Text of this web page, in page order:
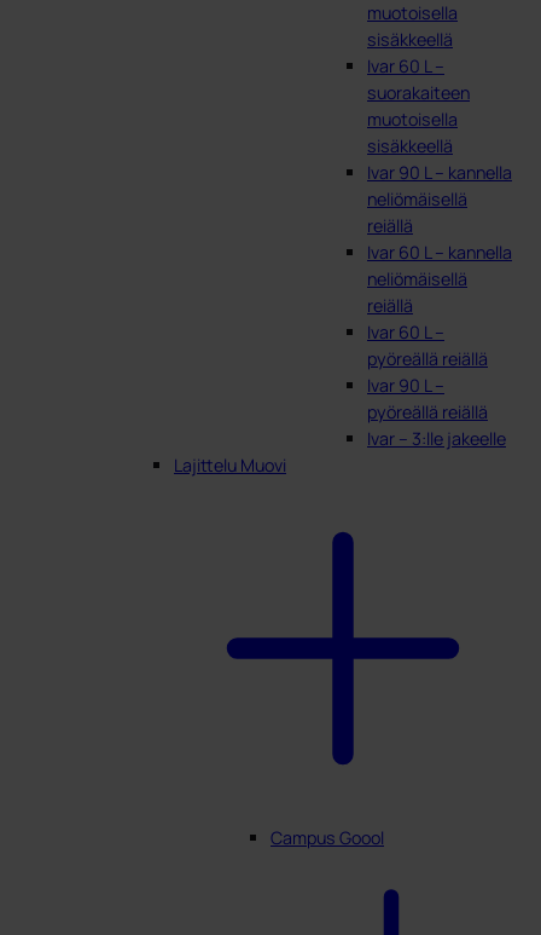
muotoisella
sisäkkeellä
Ivar 60 L –
suorakaiteen
muotoisella
sisäkkeellä
Ivar 90 L – kannella
neliömäisellä
reiällä
Ivar 60 L – kannella
neliömäisellä
reiällä
Ivar 60 L –
pyöreällä reiällä
Ivar 90 L –
pyöreällä reiällä
Ivar – 3:lle jakeelle
Lajittelu Muovi
Campus Goool